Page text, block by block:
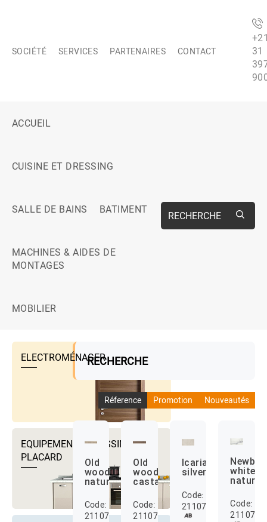
SOCIÉTÉ SERVICES PARTENAIRES CONTACT
31
ACCUEIL
CUISINE ET DRESSING
SALLE DE BAINS BATIMENT
MACHINES & AIDES DE
MONTAGES
MOBILIER
RECHERCHE
ELECTROMÉNAGER
EQUIPEMENTS DRESSING ET
PLACARD
RECHERCHE
Réference Promotion Nouveautés
Old
wood
naturel
Code:
2110713000002
Old
wood
castano
Code:
2110713000003
Icaria
silver
Code:
2110713000001
white
natural
Code: